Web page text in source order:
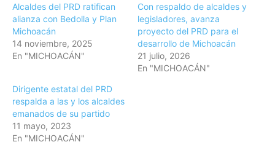
Alcaldes del PRD ratifican
alianza con Bedolla y Plan
Michoacán
14 noviembre, 2025
En "MICHOACÁN"
Con respaldo de alcaldes y
legisladores, avanza
proyecto del PRD para el
desarrollo de Michoacán
21 julio, 2026
En "MICHOACÁN"
Dirigente estatal del PRD
respalda a las y los alcaldes
emanados de su partido
11 mayo, 2023
En "MICHOACÁN"